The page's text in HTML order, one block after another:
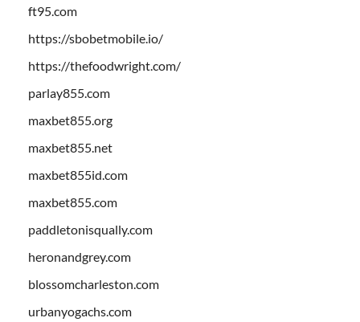
ft95.com
https://sbobetmobile.io/
https://thefoodwright.com/
parlay855.com
maxbet855.org
maxbet855.net
maxbet855id.com
maxbet855.com
paddletonisqually.com
heronandgrey.com
blossomcharleston.com
urbanyogachs.com